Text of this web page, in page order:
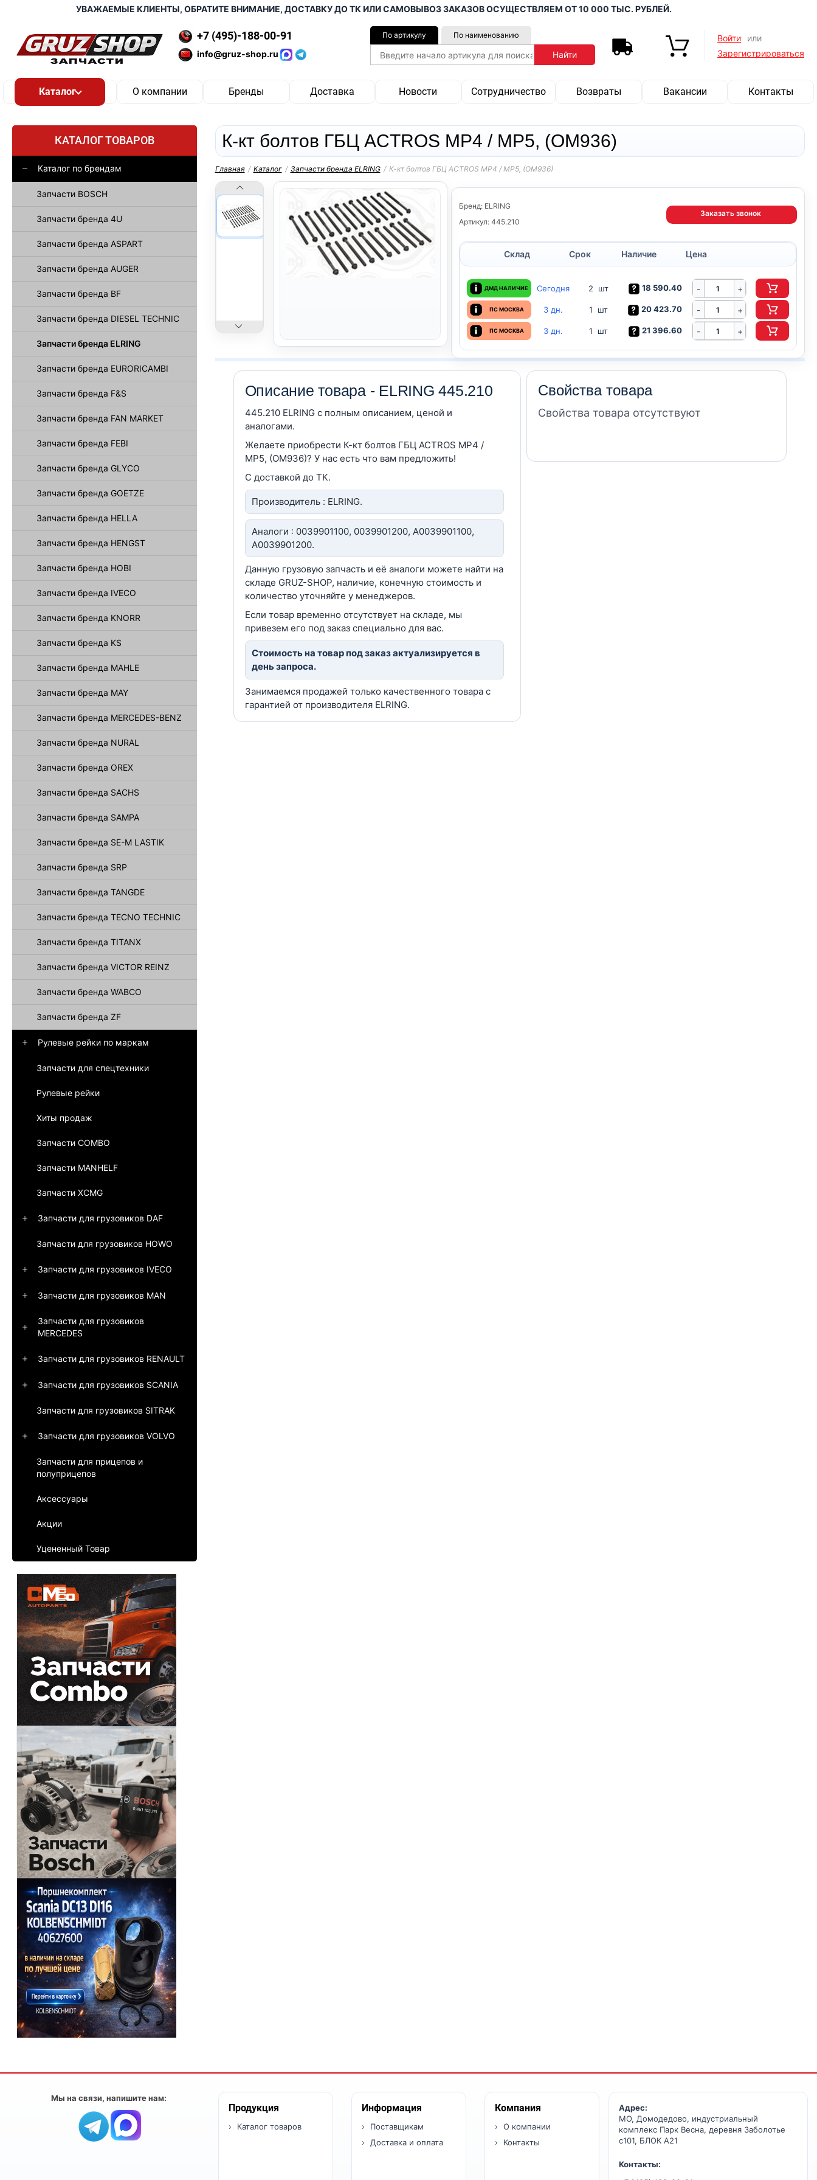
УВАЖАЕМЫЕ КЛИЕНТЫ, ОБРАТИТЕ ВНИМАНИЕ, ДОСТАВКУ ДО ТК ИЛИ САМОВЫВОЗ ЗАКАЗОВ ОСУЩЕСТВЛЯЕМ ОТ 10 000 ТЫС. РУБЛЕЙ.
+7 (495)-188-00-91
info@gruz-shop.ru
По артикулу По наименованию Войти
или
Зарегистрироваться
О компании Бренды Доставка Новости Сотрудничество Возвраты Вакансии Контакты
КАТАЛОГ ТОВАРОВ
Каталог по брендам
Запчасти BOSCH
Запчасти бренда 4U
Запчасти бренда ASPART
Запчасти бренда AUGER
Запчасти бренда BF
Запчасти бренда DIESEL TECHNIC
Запчасти бренда ELRING
Запчасти бренда EURORICAMBI
Запчасти бренда F&S
Запчасти бренда FAN MARKET
Запчасти бренда FEBI
Запчасти бренда GLYCO
Запчасти бренда GOETZE
Запчасти бренда HELLA
Запчасти бренда HENGST
Запчасти бренда HOBI
Запчасти бренда IVECO
Запчасти бренда KNORR
Запчасти бренда KS
Запчасти бренда MAHLE
Запчасти бренда MAY
Запчасти бренда MERCEDES-BENZ
Запчасти бренда NURAL
Запчасти бренда OREX
Запчасти бренда SACHS
Запчасти бренда SAMPA
Запчасти бренда SE-M LASTIK
Запчасти бренда SRP
Запчасти бренда TANGDE
Запчасти бренда TECNO TECHNIC
Запчасти бренда TITANX
Запчасти бренда VICTOR REINZ
Запчасти бренда WABCO
Запчасти бренда ZF
Рулевые рейки по маркам
Запчасти для спецтехники
Рулевые рейки
Хиты продаж
Запчасти COMBO
Запчасти MANHELF
Запчасти XCMG
Запчасти для грузовиков DAF
Запчасти для грузовиков HOWO
Запчасти для грузовиков IVECO
Запчасти для грузовиков MAN
Запчасти для грузовиков
MERCEDES
Запчасти для грузовиков RENAULT
Запчасти для грузовиков SCANIA
Запчасти для грузовиков SITRAK
Запчасти для грузовиков VOLVO
Запчасти для прицепов и
полуприцепов
Аксессуары
Акции
Уцененный Товар
К-кт болтов ГБЦ ACTROS MP4 / MP5, (OM936)
Главная / Каталог / Запчасти бренда ELRING / К-кт болтов ГБЦ ACTROS MP4 / MP5, (OM936)
Бренд: ELRING
Артикул: 445.210
Заказать звонок
Склад Срок Наличие Цена
ДМД НАЛИЧИЕ Сегодня 2 шт 18 590.40 - +
ПС МОСКВА 3 дн. 1 шт 20 423.70 - +
ПС МОСКВА 3 дн. 1 шт 21 396.60 - +
Описание товара - ELRING 445.210
445.210 ELRING c полным описанием, ценой и
аналогами.
Желаете приобрести К-кт болтов ГБЦ ACTROS MP4 /
MP5, (OM936)? У нас есть что вам предложить!
С доставкой до ТК.
Производитель : ELRING.
Аналоги : 0039901100, 0039901200, A0039901100,
A0039901200.
Данную грузовую запчасть и её аналоги можете найти на
складе GRUZ-SHOP, наличие, конечную стоимость и
количество уточняйте у менеджеров.
Если товар временно отсутствует на складе, мы
привезем его под заказ специально для вас.
Стоимость на товар под заказ актуализируется в
день запроса.
Занимаемся продажей только качественного товара с
гарантией от производителя ELRING.
Свойства товара
Свойства товара отсутствуют
Мы на связи, напишите нам:
Продукция
Каталог товаров
Информация
Поставщикам
Доставка и оплата
Компания
О компании
Контакты
Адрес:
МО, Домодедово, индустриальный
комплекс Парк Весна, деревня Заболотье
с101, БЛОК А21
Контакты: